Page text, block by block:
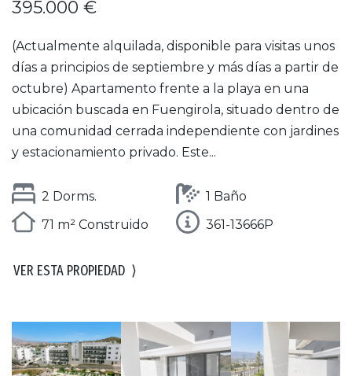
395.000 €
(Actualmente alquilada, disponible para visitas unos
días a principios de septiembre y más días a partir de
octubre) Apartamento frente a la playa en una
ubicación buscada en Fuengirola, situado dentro de
una comunidad cerrada independiente con jardines
y estacionamiento privado. Este...
2 Dorms.
1 Baño
71 m² Construido
361-13666P
VER ESTA PROPIEDAD ⟩